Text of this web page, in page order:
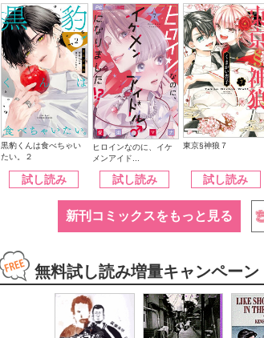
黒豹くんは食べちゃい
たい。２
試し読み
ヒロインなのに、イケ
メンアイド...
試し読み
東京§神狼７
試し読み
新刊コミックスをもっと見る
無料試し読み増量キャンペーン